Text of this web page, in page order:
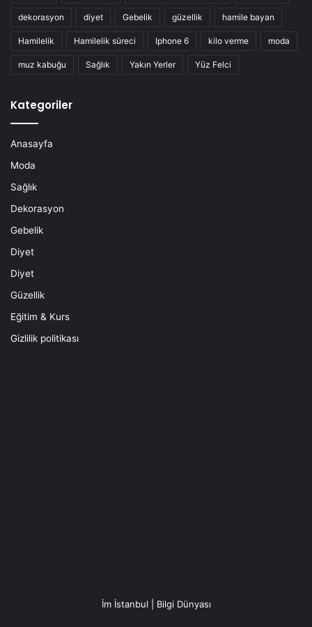
dekorasyon diyet Gebelik güzellik hamile bayan
Hamilelik Hamilelik süreci Iphone 6 kilo verme moda
muz kabuğu Sağlık Yakın Yerler Yüz Felci
Kategoriler
Anasayfa
Moda
Sağlık
Dekorasyon
Gebelik
Diyet
Diyet
Güzellik
Eğitim & Kurs
Gizlilik politikası
İm İstanbul | Bilgi Dünyası